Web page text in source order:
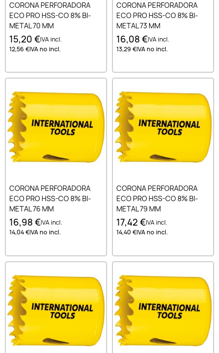
CORONA PERFORADORA
ECO PRO HSS-CO 8% BI-
METAL 70 MM
15,20 €IVA incl.
12,56 €IVA no incl.
CORONA PERFORADORA
ECO PRO HSS-CO 8% BI-
METAL 73 MM
16,08 €IVA incl.
13,29 €IVA no incl.
CORONA PERFORADORA
ECO PRO HSS-CO 8% BI-
METAL 76 MM
16,98 €IVA incl.
14,04 €IVA no incl.
CORONA PERFORADORA
ECO PRO HSS-CO 8% BI-
METAL 79 MM
17,42 €IVA incl.
14,40 €IVA no incl.